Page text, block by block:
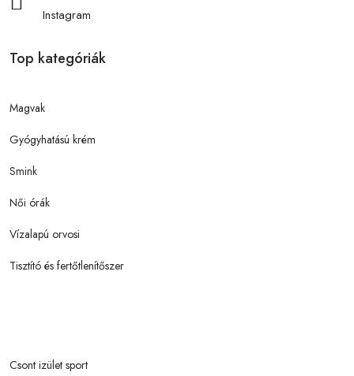
Instagram
Top kategóriák
Magvak
Gyógyhatású krém
Smink
Női órák
Vízalapú orvosi
Tisztító és fertőtlenítőszer
Csont izület sport